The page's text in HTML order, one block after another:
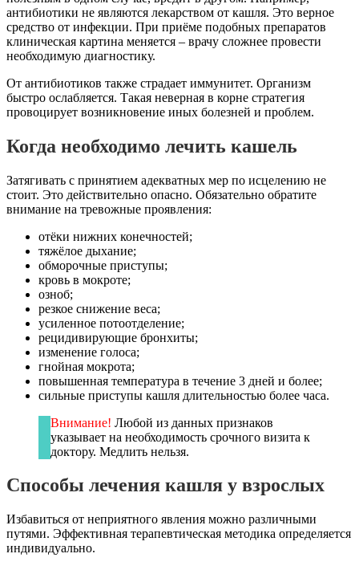
антибиотики не являются лекарством от кашля. Это верное
средство от инфекции. При приёме подобных препаратов
клиническая картина меняется – врачу сложнее провести
необходимую диагностику.
От антибиотиков также страдает иммунитет. Организм
быстро ослабляется. Такая неверная в корне стратегия
провоцирует возникновение иных болезней и проблем.
Когда необходимо лечить кашель
Затягивать с принятием адекватных мер по исцелению не
стоит. Это действительно опасно. Обязательно обратите
внимание на тревожные проявления:
отёки нижних конечностей;
тяжёлое дыхание;
обморочные приступы;
кровь в мокроте;
озноб;
резкое снижение веса;
усиленное потоотделение;
рецидивирующие бронхиты;
изменение голоса;
гнойная мокрота;
повышенная температура в течение 3 дней и более;
сильные приступы кашля длительностью более часа.
Внимание! Любой из данных признаков
указывает на необходимость срочного визита к
доктору. Медлить нельзя.
Способы лечения кашля у взрослых
Избавиться от неприятного явления можно различными
путями. Эффективная терапевтическая методика определяется
индивидуально.